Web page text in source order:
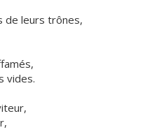
de leurs trônes,
vides.